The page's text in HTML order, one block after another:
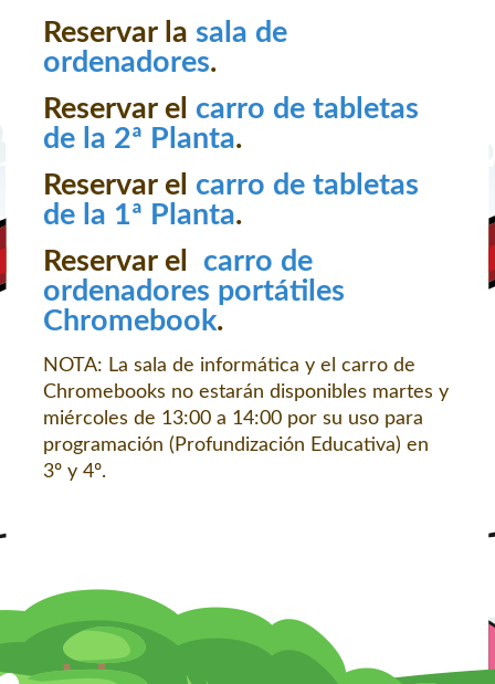
Maestros
Nuestro centro
Contacto
Reservar la sala de
ordenadores.
Reservar el carro de tabletas
de la 2ª Planta.
Reservar el carro de tabletas
de la 1ª Planta.
Reservar el carro de
ordenadores portátiles
Chromebook.
NOTA: La sala de informática y el carro de
Chromebooks no estarán disponibles martes y
miércoles de 13:00 a 14:00 por su uso para
programación (Profundización Educativa) en
3º y 4º.